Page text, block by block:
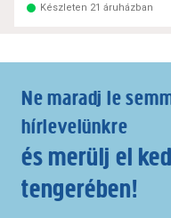
Készleten 21 áruházban
Ne maradj le
hírlevelünkre
és merülj el
tengerében!